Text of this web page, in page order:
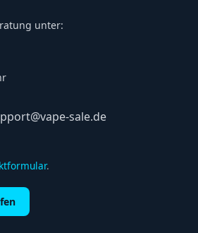
unter:
sale.de
.